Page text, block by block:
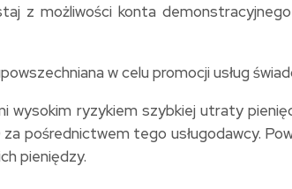
z możliwości konta
w celu promocji usług
wysokim ryzykiem szybkiej utraty
pośrednictwem tego usługodawcy.
pieniędzy.